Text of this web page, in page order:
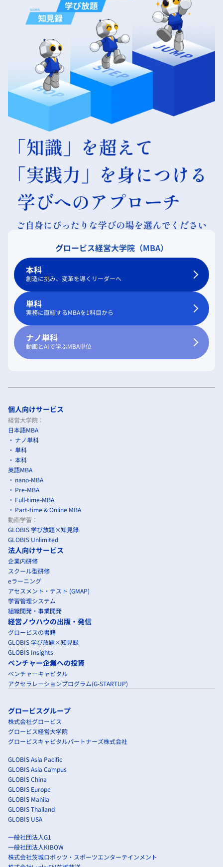
グロービス経営大学院（MBA）
本科
創造に挑み、変革を導くリーダーへ
単科
実務に直結するMBAを1科目から
ナノ単科
動画とAIで学ぶMBA単位
個人向けサービス
経営大学院：
日本語MBA
ナノ単科
単科
本科
英語MBA
nano-MBA
Pre-MBA
Full-time-MBA
Part-time & Online MBA
動画学習：
GLOBIS 学び放題×知見録
GLOBIS Unlimited
法人向けサービス
企業内研修
スクール型研修
eラーニング
アセスメント・テスト (GMAP)
学習管理システム
組織開発・事業開発
経営ノウハウの出版・発信
グロービスの書籍
GLOBIS 学び放題×知見録
GLOBIS Insights
ベンチャー企業への投資
ベンチャーキャピタル
アクセラレーションプログラム(G-STARTUP)
グロービスグループ
株式会社グロービス
グロービス経営大学院
グロービスキャピタルパートナーズ株式会社
GLOBIS Asia Pacific
GLOBIS Asia Campus
GLOBIS China
GLOBIS Europe
GLOBIS Manila
GLOBIS Thailand
GLOBIS USA
一般社団法人G1
一般社団法人KIBOW
株式会社茨城ロボッツ・スポーツエンターテインメント